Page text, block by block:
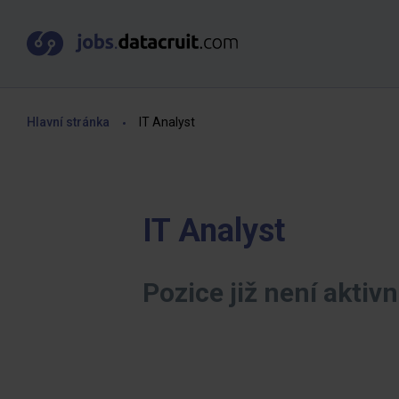
Hlavní stránka IT Analyst
IT Analyst
Pozice již není